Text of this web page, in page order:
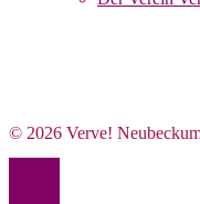
© 2026 Verve!